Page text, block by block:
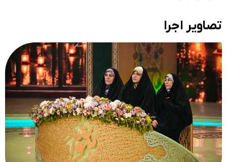
تصاویر اجرا